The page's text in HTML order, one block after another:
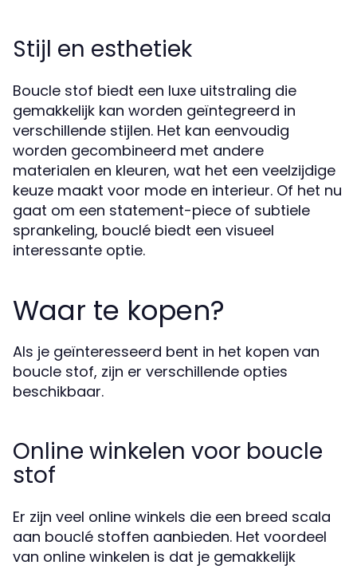
Stijl en esthetiek
Boucle stof biedt een luxe uitstraling die
gemakkelijk kan worden geïntegreerd in
verschillende stijlen. Het kan eenvoudig
worden gecombineerd met andere
materialen en kleuren, wat het een veelzijdige
keuze maakt voor mode en interieur. Of het nu
gaat om een statement-piece of subtiele
sprankeling, bouclé biedt een visueel
interessante optie.
Waar te kopen?
Als je geïnteresseerd bent in het kopen van
boucle stof, zijn er verschillende opties
beschikbaar.
Online winkelen voor boucle
stof
Er zijn veel online winkels die een breed scala
aan bouclé stoffen aanbieden. Het voordeel
van online winkelen is dat je gemakkelijk